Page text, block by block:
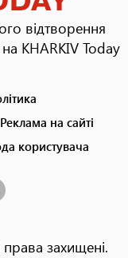
відтворення
KHARKIV Today
Реклама на сайті
користувача
захищені.